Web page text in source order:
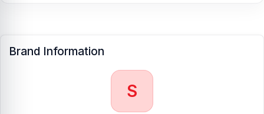
Brand Information
S